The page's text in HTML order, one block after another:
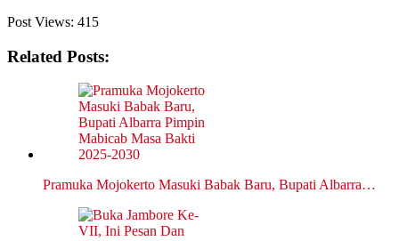
Post Views: 415
Related Posts:
Pramuka Mojokerto Masuki Babak Baru, Bupati Albarra…